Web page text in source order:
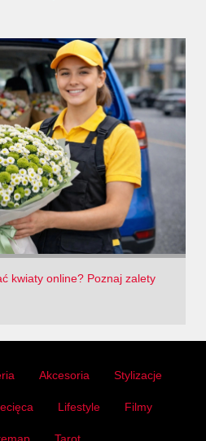
kwiaty online? Poznaj zalety
Akcesoria Stylizacje
Lifestyle Filmy